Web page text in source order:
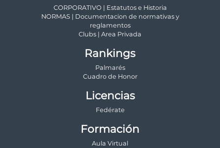
CORPORATIVO | Estatutos e Historia
NORMAS | Documentacion de normativas y
reglamentos
Clubs | Area Privada
Rankings
Palmarés
Cuadro de Honor
Licencias
Fedérate
Formación
Aula Virtual